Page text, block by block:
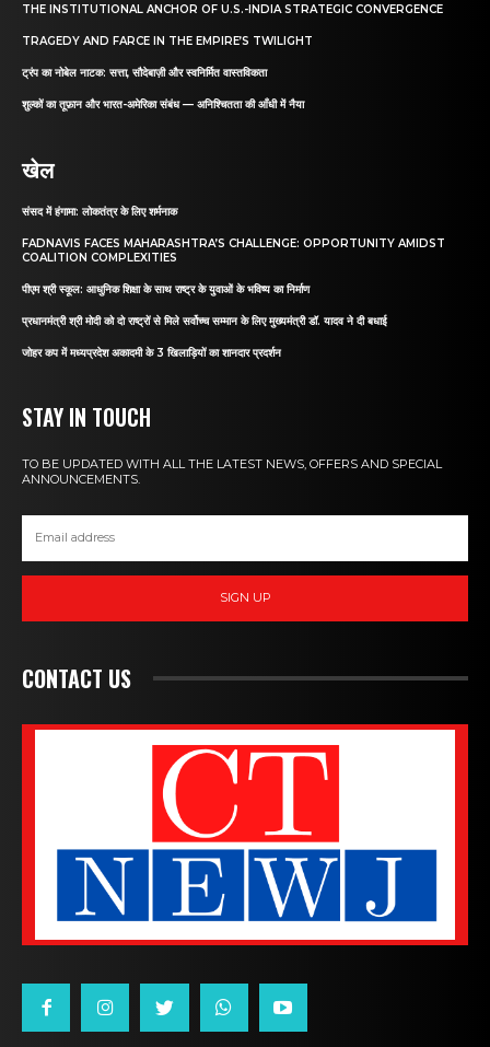
THE INSTITUTIONAL ANCHOR OF U.S.-INDIA STRATEGIC CONVERGENCE
TRAGEDY AND FARCE IN THE EMPIRE’S TWILIGHT
ट्रंप का नोबेल नाटक: सत्ता, सौदेबाज़ी और स्वनिर्मित वास्तविकता
शुल्कों का तूफ़ान और भारत-अमेरिका संबंध — अनिश्चितता की आँधी में नैया
खेल
संसद में हंगामा: लोकतंत्र के लिए शर्मनाक
FADNAVIS FACES MAHARASHTRA’S CHALLENGE: OPPORTUNITY AMIDST
COALITION COMPLEXITIES
पीएम श्री स्कूल: आधुनिक शिक्षा के साथ राष्ट्र के युवाओं के भविष्य का निर्माण
प्रधानमंत्री श्री मोदी को दो राष्ट्रों से मिले सर्वोच्च सम्मान के लिए मुख्यमंत्री डॉ. यादव ने दी बधाई
जोहर कप में मध्यप्रदेश अकादमी के 3 खिलाड़ियों का शानदार प्रदर्शन
STAY IN TOUCH
TO BE UPDATED WITH ALL THE LATEST NEWS, OFFERS AND SPECIAL
ANNOUNCEMENTS.
SIGN UP
CONTACT US